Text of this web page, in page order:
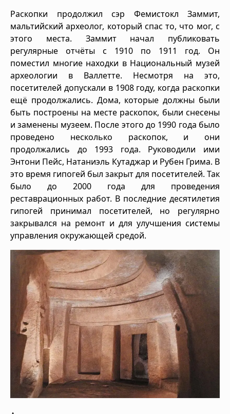
Раскопки продолжил сэр Фемистокл Заммит,
мальтийский археолог, который спас то, что мог, с
этого места. Заммит начал публиковать
регулярные отчёты с 1910 по 1911 год. Он
поместил многие находки в Национальный музей
археологии в Валлетте. Несмотря на это,
посетителей допускали в 1908 году, когда раскопки
ещё продолжались. Дома, которые должны были
быть построены на месте раскопок, были снесены
и заменены музеем. После этого до 1990 года было
проведено несколько раскопок, и они
продолжались до 1993 года. Руководили ими
Энтони Пейс, Натаниэль Кутаджар и Рубен Грима. В
это время гипогей был закрыт для посетителей. Так
было до 2000 года для проведения
реставрационных работ. В последние десятилетия
гипогей принимал посетителей, но регулярно
закрывался на ремонт и для улучшения системы
управления окружающей средой.